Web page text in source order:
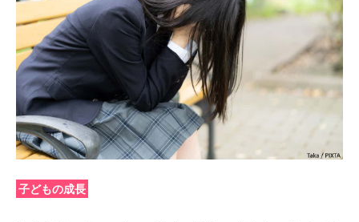
子どもの成長